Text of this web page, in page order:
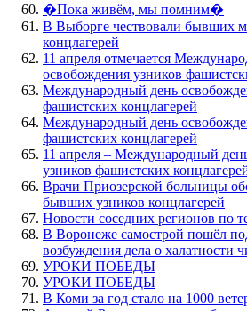
�Пока живём, мы помним�
В Выборге чествовали бывших
концлагерей
11 апреля отмечается
освобождения узников
Международный день
фашистских концлагерей
Международный день
фашистских концлагерей
11 апреля – Международный
узников фашистских
Врачи Приозерской больницы
бывших узников концлагерей
Новости соседних регионов по
В Воронеже самострой пошёл
возбуждения дела о халатности
УРОКИ ПОБЕДЫ
УРОКИ ПОБЕДЫ
В Коми за год стало на 1000